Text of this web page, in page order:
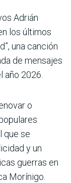
Adrián
los últimos
una canción
de mensajes
año 2026.
o
que se
y un
guerras en
Morínigo.